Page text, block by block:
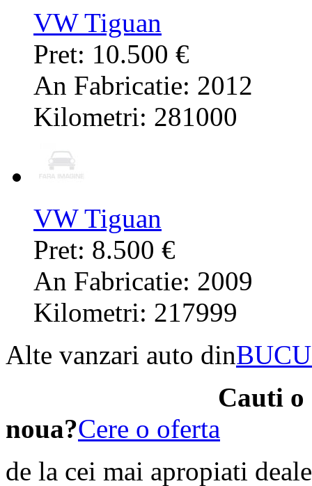
VW Tiguan
Pret: 10.500 €
An Fabricatie: 2012
Kilometri: 281000
VW Tiguan
Pret: 8.500 €
An Fabricatie: 2009
Kilometri: 217999
Alte vanzari auto din
Cauti o
noua?Cere o oferta
de la cei mai apropiati